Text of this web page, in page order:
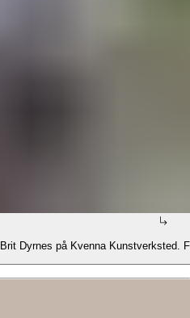
Brit Dyrnes på Kvenna Kunstverksted.